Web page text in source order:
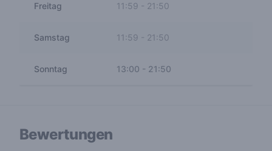
Freitag 11:59 - 21:50
Samstag 11:59 21:50
Sonntag 13:00 - 21:50
Bewertungen